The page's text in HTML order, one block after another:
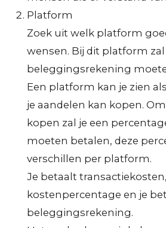
Platform
Zoek uit welk platform
wensen. Bij dit platform zal
beleggingsrekening
Een platform kan je zien
je aandelen kan kopen.
kopen zal je een
moeten betalen, deze
verschillen per platform.
Je betaalt transactiekosten,
kostenpercentage en je
beleggingsrekening.